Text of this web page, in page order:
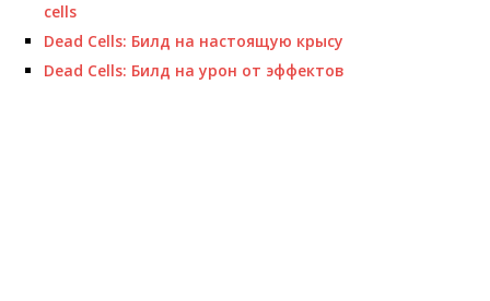
cells
Dead Cells: Билд на настоящую крысу
Dead Cells: Билд на урон от эффектов